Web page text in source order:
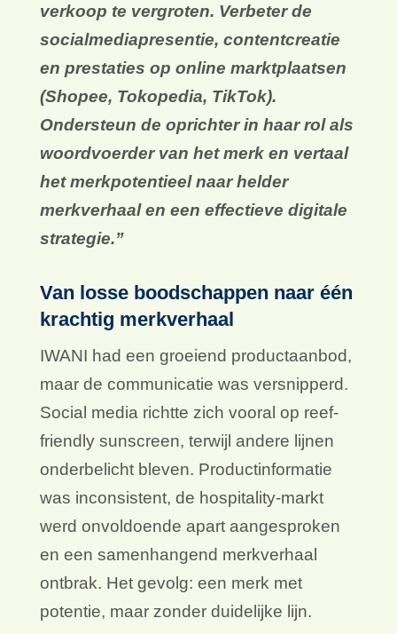
verkoop te vergroten. Verbeter de
socialmediapresentie, contentcreatie
en prestaties op online marktplaatsen
(Shopee, Tokopedia, TikTok).
Ondersteun de oprichter in haar rol als
woordvoerder van het merk en vertaal
het merkpotentieel naar helder
merkverhaal en een effectieve digitale
strategie.”
Van losse boodschappen naar één
krachtig merkverhaal
IWANI had een groeiend productaanbod,
maar de communicatie was versnipperd.
Social media richtte zich vooral op reef-
friendly sunscreen, terwijl andere lijnen
onderbelicht bleven. Productinformatie
was inconsistent, de hospitality-markt
werd onvoldoende apart aangesproken
en een samenhangend merkverhaal
ontbrak. Het gevolg: een merk met
potentie, maar zonder duidelijke lijn.